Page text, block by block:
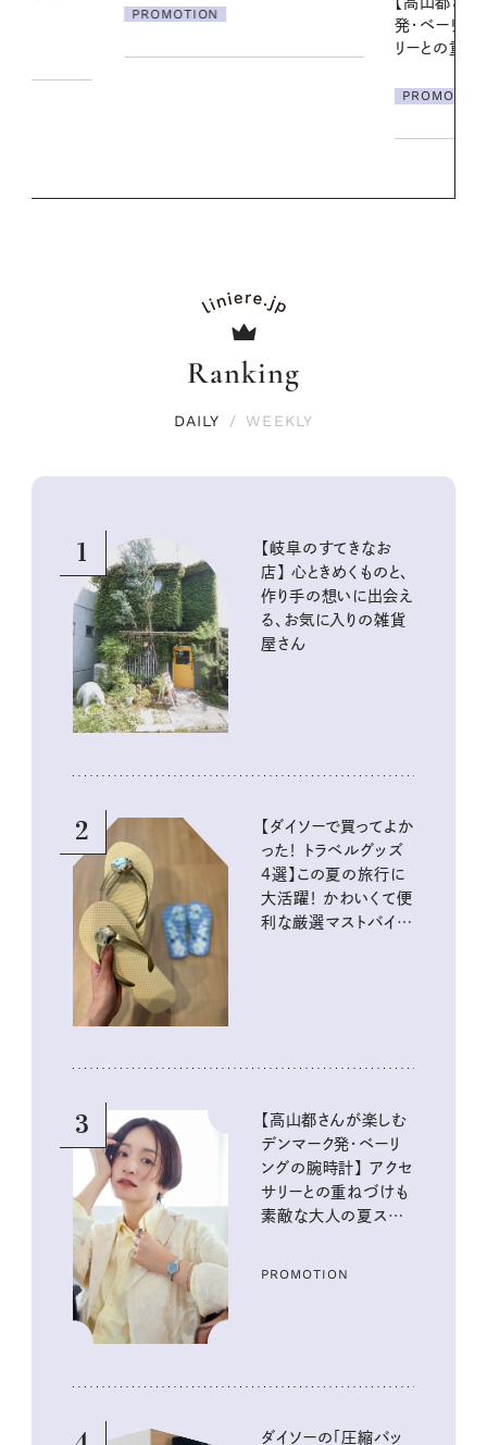
発・ベーリングの腕時計】 アクセサ
Ranking
DAILY / WEEKLY
1
【岐阜のすてきなお
店】 心ときめくものと、
作り手の想いに出会え
る、お気に入りの雑貨
屋さん
2
【ダイソーで買ってよか
った！ トラベルグッズ
4選】この夏の旅行に
大活躍！ かわいくて便
利な厳選マストバイア
3
【高山都さんが楽しむ
デンマーク発・ベーリ
ングの腕時計】 アクセ
サリーとの重ねづけも
素敵な大人の夏スタイ
PROMOTION
ダイソーの「圧縮バッ